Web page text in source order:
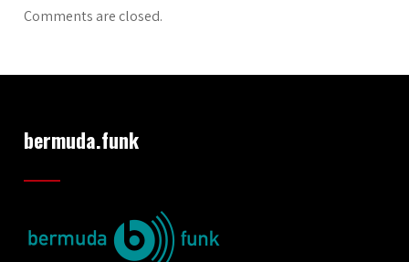
Comments are closed.
bermuda.funk